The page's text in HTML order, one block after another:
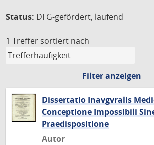
Status: DFG-gefördert, laufend
1 Treffer sortiert nach
Filter anzeigen
Dissertatio Inavgvralis
Conceptione Impossibili
Praedispositione
Autor